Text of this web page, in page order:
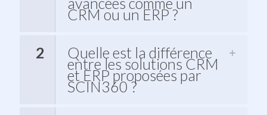
CRM ou un ERP ?
2 Quelle est la différence
entre les solutions CRM
et ERP proposées par
SCIN360 ?